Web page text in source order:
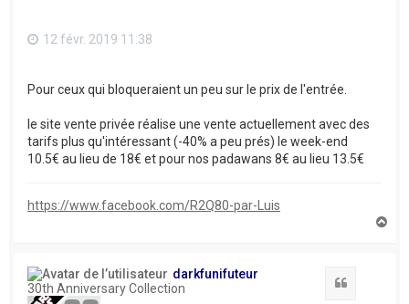
12 févr. 2019 11:38
Pour ceux qui bloqueraient un peu sur le prix de l'entrée.
le site vente privée réalise une vente actuellement avec des
tarifs plus qu'intéressant (-40% a peu prés) le week-end
10.5€ au lieu de 18€ et pour nos padawans 8€ au lieu 13.5€
https://www.facebook.com/R2Q80-par-Luis
darkfunifuteur
30th Anniversary Collection